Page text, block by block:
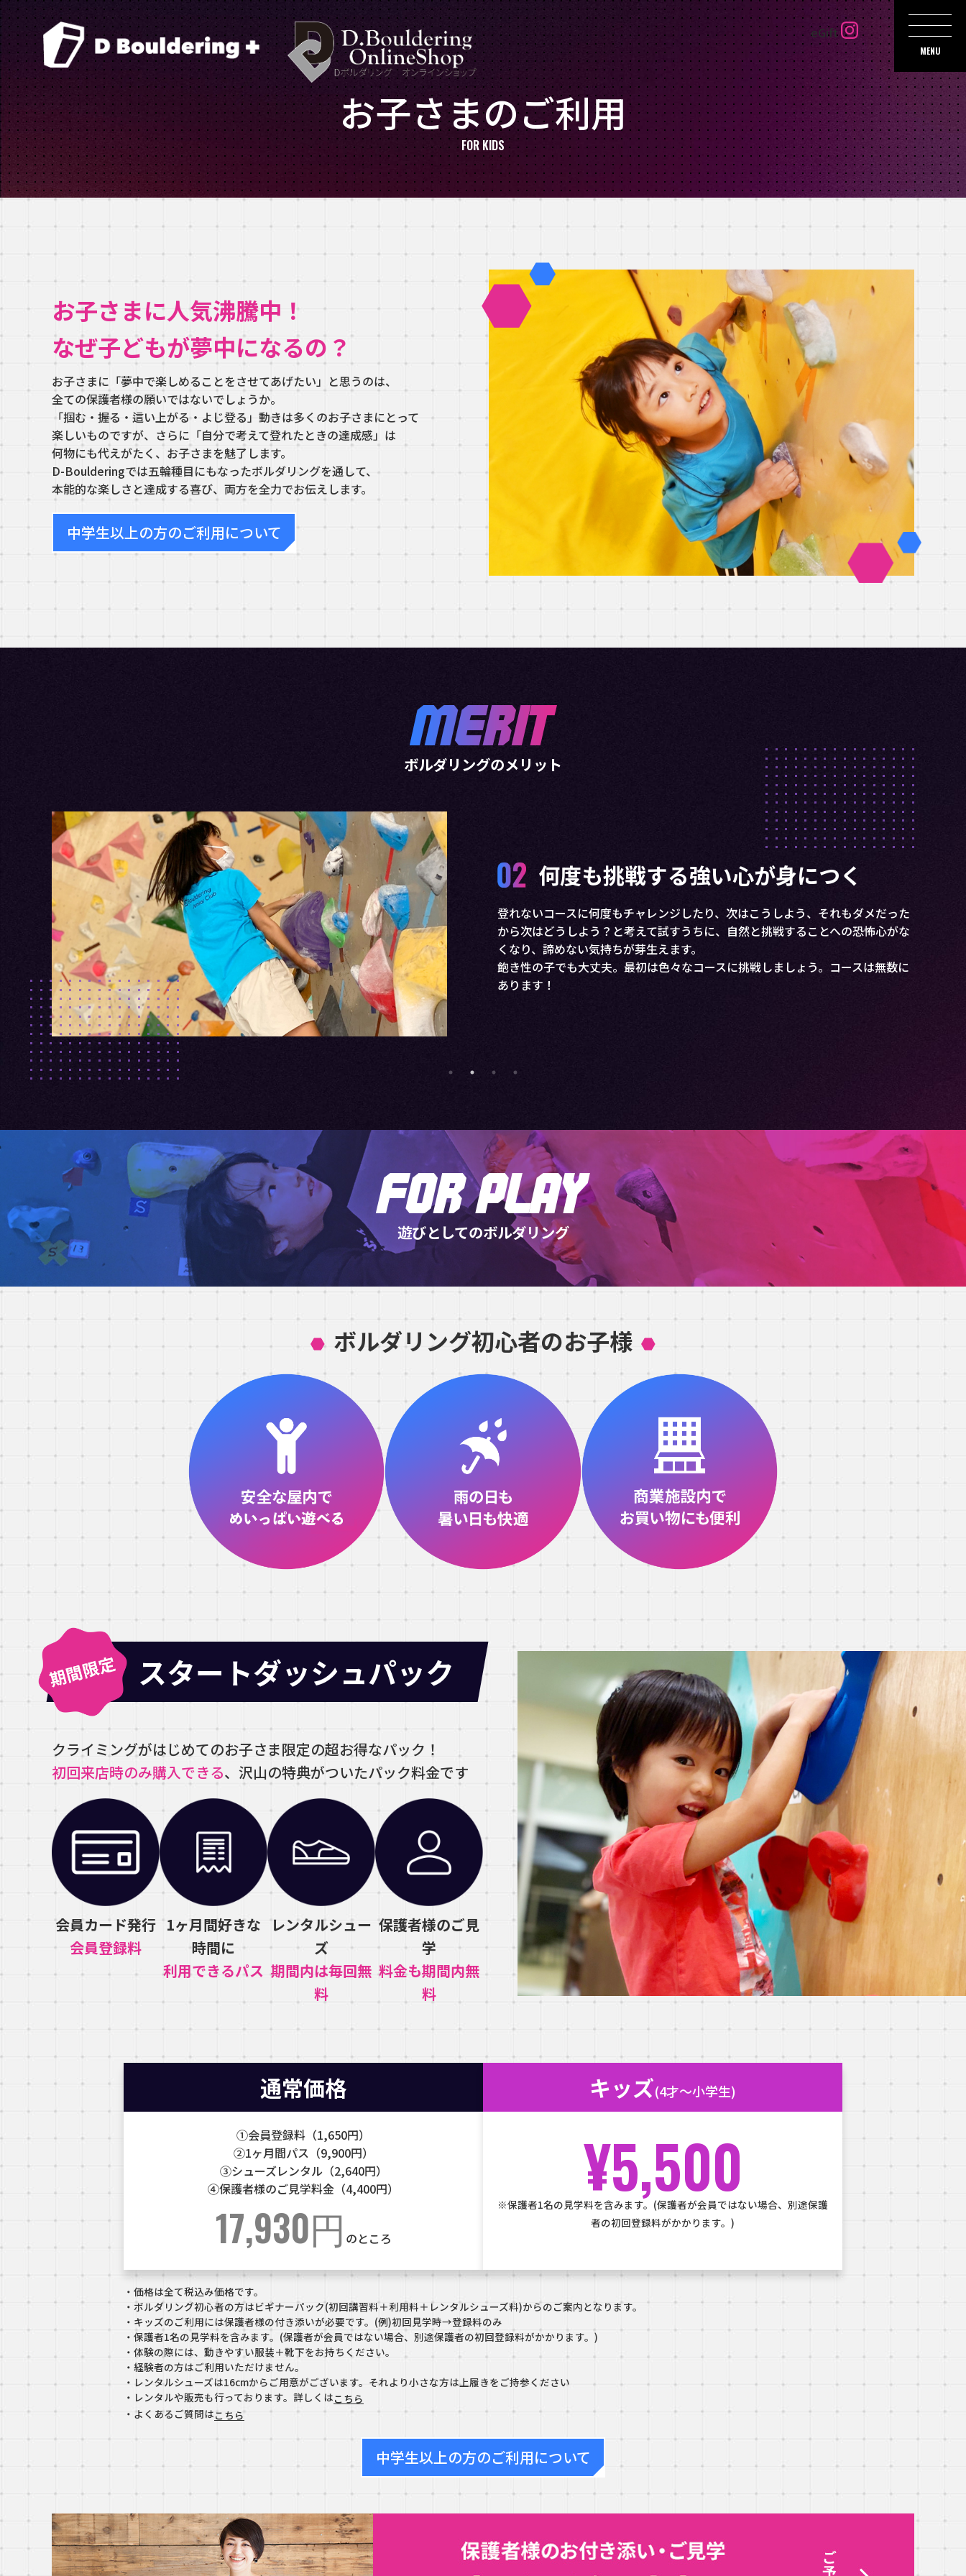
MENU
eGift
お子さまのご利用
FOR KIDS
お子さまに人気沸騰中！
なぜ子どもが夢中になるの？
お子さまに「夢中で楽しめることをさせてあげたい」と思うのは、
全ての保護者様の願いではないでしょうか。
「掴む・握る・這い上がる・よじ登る」動きは多くのお子さまにとって
楽しいものですが、さらに「自分で考えて登れたときの達成感」は
何物にも代えがたく、お子さまを魅了します。
D-Boulderingでは五輪種目にもなったボルダリングを通して、
本能的な楽しさと達成する喜び、両方を全力でお伝えします。
中学生以上の方のご利用について
ボルダリングのメリット
学力・集中力が上がる
実際に通われている保護者様から、多くのお声を頂いています。
どう登り切るかを考え、時に話し合うことで集中力や根気強さ、自信などの非認
知能力が向上、結果学力の向上に繋がっているのかもしれません。
遊びとしてのボルダリング
ボルダリング初心者のお子様
スタートダッシュパック
クライミングがはじめてのお子さま限定の超お得なパック！
初回来店時のみ購入できる、沢山の特典がついたパック料金です
会員カード発行
会員登録料
1ヶ月間好きな
時間に
利用できるパス
レンタルシュー
ズ
期間内は毎回無
料
保護者様のご見
学
料金も期間内無
料
通常価格
①会員登録料（1,650円）
②1ヶ月間パス（9,900円）
③シューズレンタル（2,640円）
④保護者様のご見学料金（4,400円）
17,930円 のところ
キッズ(4才～小学生)
¥5,500
※保護者1名の見学料を含みます。(保護者が会員ではない場合、別途保護
者の初回登録料がかかります。)
・価格は全て税込み価格です。
・ボルダリング初心者の方はビギナーパック(初回講習料＋利用料＋レンタルシューズ料)からのご案内となります。
・キッズのご利用には保護者様の付き添いが必要です。(例)初回見学時→登録料のみ
・保護者1名の見学料を含みます。(保護者が会員ではない場合、別途保護者の初回登録料がかかります。)
・体験の際には、動きやすい服装＋靴下をお持ちください。
・経験者の方はご利用いただけません。
・レンタルシューズは16cmからご用意がございます。それより小さな方は上履きをご持参ください
・レンタルや販売も行っております。詳しくはこちら
・よくあるご質問はこちら
中学生以上の方のご利用について